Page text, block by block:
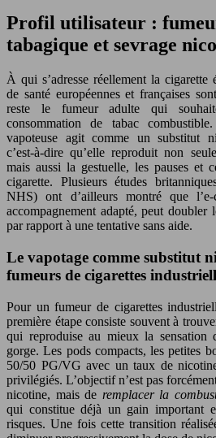
Profil utilisateur :
tabagique et sevrage
À qui s’adresse réellement la cigarette
de santé européennes et françaises
reste le fumeur adulte qui
consommation de tabac
vapoteuse agit comme un substitut
c’est-à-dire qu’elle reproduit non
mais aussi la gestuelle, les pauses et
cigarette. Plusieurs études
NHS) ont d’ailleurs montré que
accompagnement adapté, peut doubler
par rapport à une tentative sans aide.
Le vapotage comme substitut
fumeurs de cigarettes
Pour un fumeur de cigarettes
première étape consiste souvent à
qui reproduise au mieux la
gorge. Les pods compacts, les petites
50/50 PG/VG avec un taux de
privilégiés. L’objectif n’est pas
nicotine, mais de remplacer la
qui constitue déjà un gain important
risques. Une fois cette transition